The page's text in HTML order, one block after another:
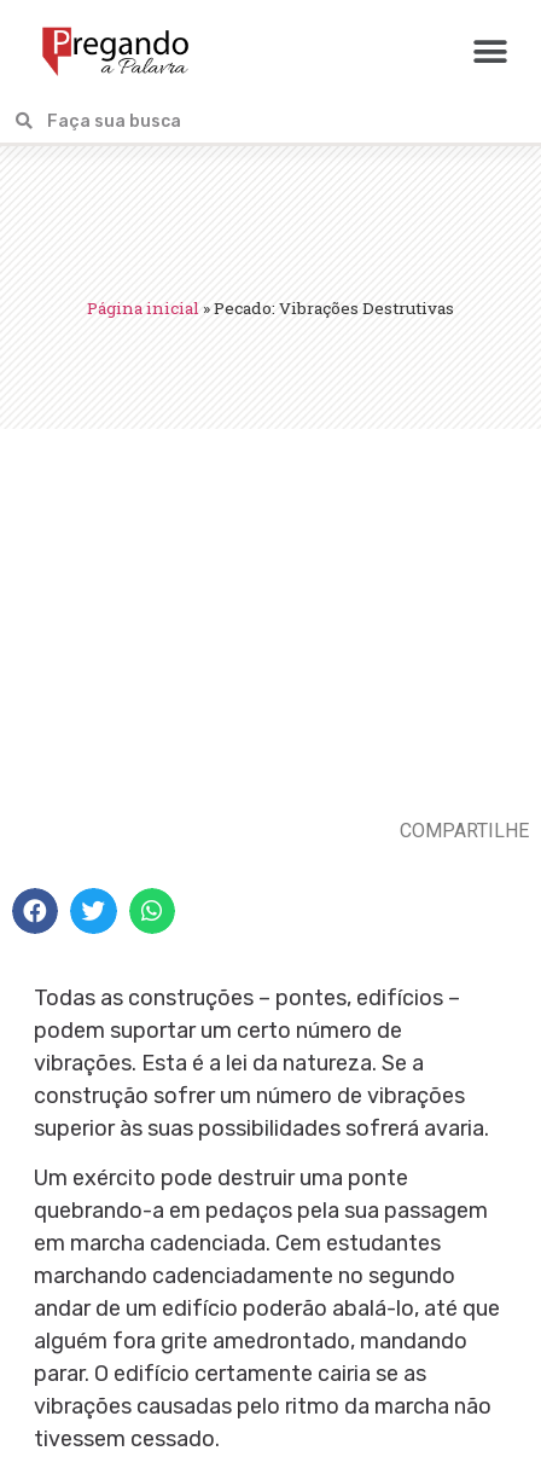
Página inicial »Pecado: Vibrações Destrutivas
COMPARTILHE
Todas as construções – pontes, edifícios –
podem suportar um certo número de
vibrações. Esta é a lei da natureza. Se a
construção sofrer um número de vibrações
superior às suas possibilidades sofrerá avaria.
Um exército pode destruir uma ponte
quebrando-a em pedaços pela sua passagem
em marcha cadenciada. Cem estudantes
marchando cadenciadamente no segundo
andar de um edifício poderão abalá-lo, até que
alguém fora grite amedrontado, mandando
parar. O edifício certamente cairia se as
vibrações causadas pelo ritmo da marcha não
tivessem cessado.